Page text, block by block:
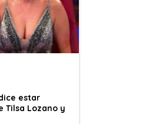
estar
Tilsa Lozano y